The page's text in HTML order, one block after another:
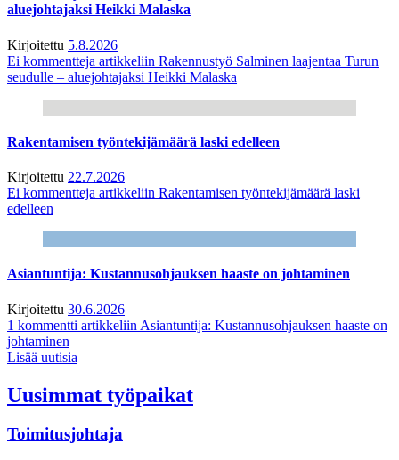
aluejohtajaksi Heikki Malaska
Kirjoitettu 5.8.2026
Ei kommentteja artikkeliin Rakennustyö Salminen laajentaa Turun
seudulle – aluejohtajaksi Heikki Malaska
Rakentamisen työntekijämäärä laski edelleen
Kirjoitettu 22.7.2026
Ei kommentteja artikkeliin Rakentamisen työntekijämäärä laski
edelleen
Asiantuntija: Kustannusohjauksen haaste on johtaminen
Kirjoitettu 30.6.2026
1 kommentti artikkeliin Asiantuntija: Kustannusohjauksen haaste on
johtaminen
Lisää uutisia
Uusimmat työpaikat
Toimitusjohtaja